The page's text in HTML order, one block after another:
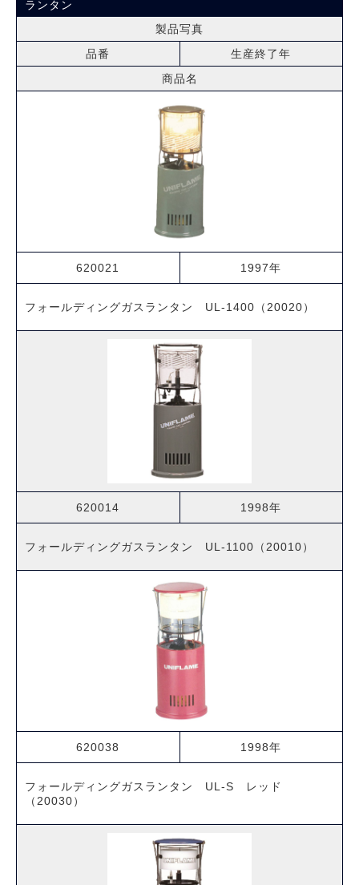
ランタン
品番
商品名
生産終了年
製品写真
620021
フォールディングガスランタン UL-1400（20020）
1997年
620014
フォールディングガスランタン UL-1100（20010）
1998年
620038
フォールディングガスランタン UL-S レッド
（20030）
1998年